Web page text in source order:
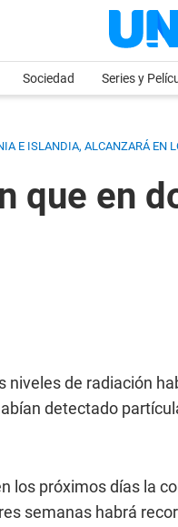
Sociedad Series y
E ISLANDIA, ALCANZARÁ EN
que en
de radiación
detectado
los próximos días la
semanas habrá